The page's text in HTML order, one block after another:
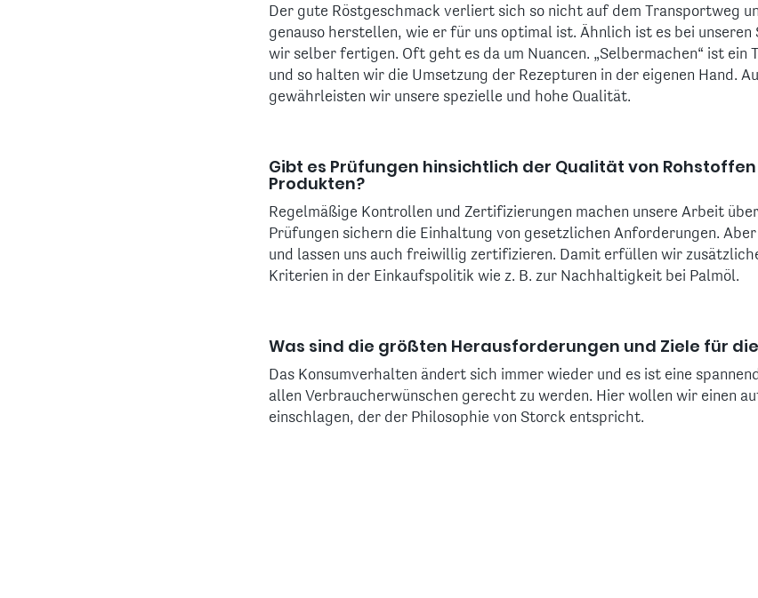
Der gute Röstgeschmack verliert sich so nicht auf dem Transportweg
genauso herstellen, wie er für uns optimal ist. Ähnlich ist es bei unseren
wir selber fertigen. Oft geht es da um Nuancen. „Selbermachen“ ist ein
und so halten wir die Umsetzung der Rezepturen in der eigenen Hand.
gewährleisten wir unsere spezielle und hohe Qualität.
Gibt es Prüfungen hinsichtlich der Qualität von
Produkten?
Regelmäßige Kontrollen und Zertifizierungen machen unsere Arbeit
Prüfungen sichern die Einhaltung von gesetzlichen Anforderungen.
und lassen uns auch freiwillig zertifizieren. Damit erfüllen wir
Kriterien in der Einkaufspolitik wie z. B. zur Nachhaltigkeit bei Palmöl.
Was sind die größten Herausforderungen und Ziele für
Das Konsumverhalten ändert sich immer wieder und es ist eine
allen Verbraucherwünschen gerecht zu werden. Hier wollen wir einen
einschlagen, der der Philosophie von Storck entspricht.